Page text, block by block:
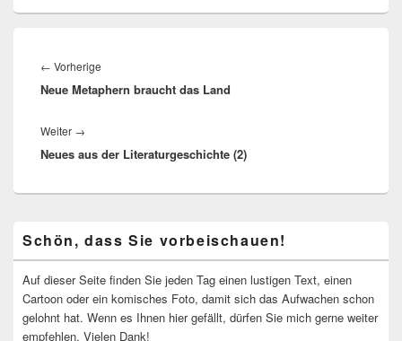
← Vorherige
Beitrag:
Neue Metaphern braucht das Land
Weiter →
Beitrag:
Neues aus der Literaturgeschichte (2)
Seitenleisten-
Widgetbereich
Schön, dass Sie vorbeischauen!
Auf dieser Seite finden Sie jeden Tag einen lustigen Text, einen
Cartoon oder ein komisches Foto, damit sich das Aufwachen schon
gelohnt hat. Wenn es Ihnen hier gefällt, dürfen Sie mich gerne weiter
empfehlen. Vielen Dank!